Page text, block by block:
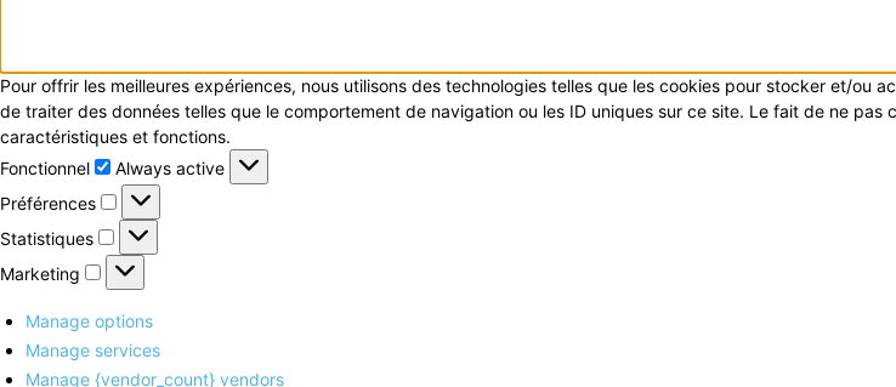
Pour offrir les meilleures expériences, nous utilisons des technologies telles que les cookies pour stocker et/
de traiter des données telles que le comportement de navigation ou les ID uniques sur ce site. Le fait de ne
caractéristiques et fonctions.
Fonctionnel
Fonctionnel
Always active
Préférences
Préférences
Statistiques
Statistiques
Marketing
Marketing
Manage options
Manage services
Manage {vendor_count} vendors